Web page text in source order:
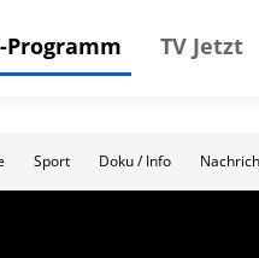
Programm TV Jetzt
Sport Doku / Info